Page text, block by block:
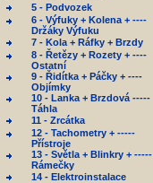
5 - Podvozek
6 - Výfuky + Kolena + ----
Držáky Výfuku
7 - Kola + Ráfky + Brzdy
8 - Řetězy + Rozety + ----
Ostatní
9 - Řidítka + Páčky + ----
Objímky
10 - Lanka + Brzdová -----
Táhla
11 - Zrcátka
12 - Tachometry + -----
Přístroje
13 - Světla + Blinkry + -----
Rámečky
14 - Elektroinstalace